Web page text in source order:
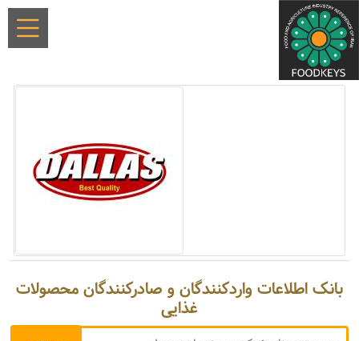
بانک اطلاعات واردکنندگان و صادرکنندگان محصولات
غذایی